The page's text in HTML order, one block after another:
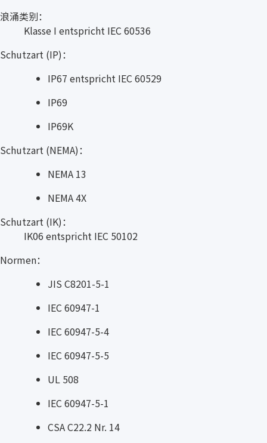
浪涌类别：
Klasse I entspricht IEC 60536
Schutzart (IP)：
IP67 entspricht IEC 60529
IP69
IP69K
Schutzart (NEMA)：
NEMA 13
NEMA 4X
Schutzart (IK)：
IK06 entspricht IEC 50102
Normen：
JIS C8201-5-1
IEC 60947-1
IEC 60947-5-4
IEC 60947-5-5
UL 508
IEC 60947-5-1
CSA C22.2 Nr. 14